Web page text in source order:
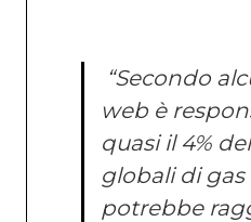
“Secondo
web è
quasi il 4%
globali di gas
potrebbe